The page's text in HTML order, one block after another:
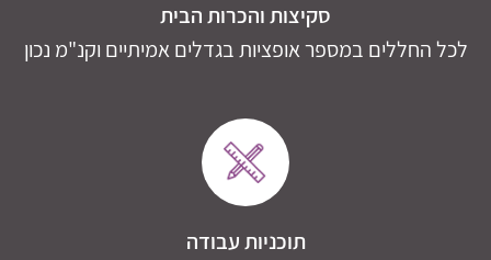
סקיצות והכרות הבית
לכל החללים במספר אופציות בגדלים אמיתיים וקנ"מ נכון
תוכניות עבודה